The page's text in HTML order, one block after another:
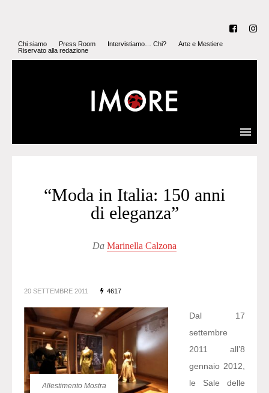
Chi siamo Press Room Intervistiamo… Chi?
Arte e Mestiere
Riservato alla redazione
“Moda in Italia: 150 anni
di eleganza”
Da Marinella Calzona
20 SETTEMBRE 2011 4617
Allestimento Mostra
Dal 17
settembre
2011 all’8
gennaio 2012,
le Sale delle